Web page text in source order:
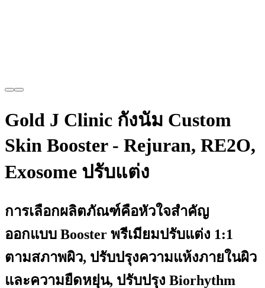
Gold J Clinic กังนัม Custom
Skin Booster - Rejuran, RE2O,
Exosome ปรับแต่ง
การเลือกผลิตภัณฑ์คือหัวใจสำคัญ
ออกแบบ Booster พรีเมียมปรับแต่ง 1:1
ตามสภาพผิว, ปรับปรุงความแห้งภายในผิว
และความยืดหยุ่น, ปรับปรุง Biorhythm